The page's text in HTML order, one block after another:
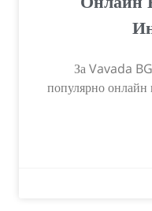
За Vavada
популярно онлайн